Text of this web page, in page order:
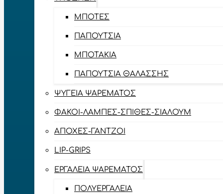
ΜΠΌΤΕΣ
ΠΑΠΟΎΤΣΙΑ
ΜΠΟΤΆΚΙΑ
ΠΑΠΟΎΤΣΙΑ ΘΑΛΆΣΣΗΣ
ΨΥΓΕΊΑ ΨΑΡΈΜΑΤΟΣ
ΦΑΚΟΊ-ΛΆΜΠΕΣ-ΣΠΊΘΕΣ-ΣΊΑΛΟΥΜ
ΑΠΌΧΕΣ-ΓΆΝΤΖΟΙ
LIP-GRIPS
EΡΓΑΛΕΊΑ ΨΑΡΈΜΑΤΟΣ
ΠΟΛΥΕΡΓΑΛΕΊΑ